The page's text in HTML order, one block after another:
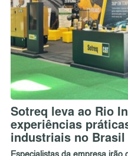
Sotreq leva ao Rio
experiências
industriais no Brasil